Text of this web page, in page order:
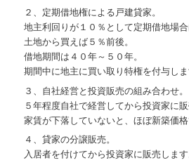
２、定期借地権による戸建貸家。
地主利回りが１０％として定期借地場合
土地から買えば５％前後。
借地期間は４０年～５０年。
期間中に地主に買い取り特権を付与しま
３、自社経営と投資販売の組み合わせ。
５年程度自社で経営してから投資家に販
家賃が下落していないと、ほぼ新築価格
４、貸家の分譲販売。
入居者を付けてから投資家に販売します